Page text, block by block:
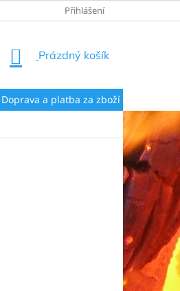
ZÁSADY ZPRACOVÁNÍ OSOBNÍCH
Přihlášení
NÁKUPNÍ
Prázdný košík
Doprava a platba za zboží